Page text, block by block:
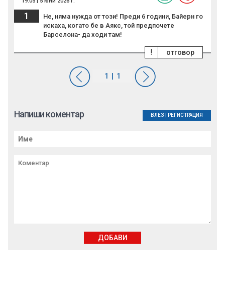
1
Не, няма нужда от този! Преди 6 години, Байерн го
искаха, когато бе в Аякс, той предпочете
Барселона- да ходи там!
отговор
!
Напиши коментар ВЛЕЗ РЕГИСТРАЦИЯ
ДОБАВИ